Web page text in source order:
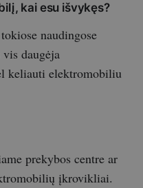
kai esu išvykęs?
naudingose
daugėja
keliauti elektromobiliu
prekybos centre ar
įkrovikliai.